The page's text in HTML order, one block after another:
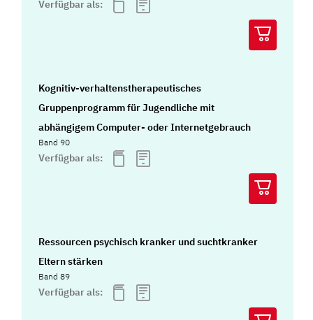
Verfügbar als:
Kognitiv-verhaltenstherapeutisches
Gruppenprogramm für Jugendliche mit
abhängigem Computer- oder Internetgebrauch
Band 90
Verfügbar als:
Ressourcen psychisch kranker und suchtkranker
Eltern stärken
Band 89
Verfügbar als: